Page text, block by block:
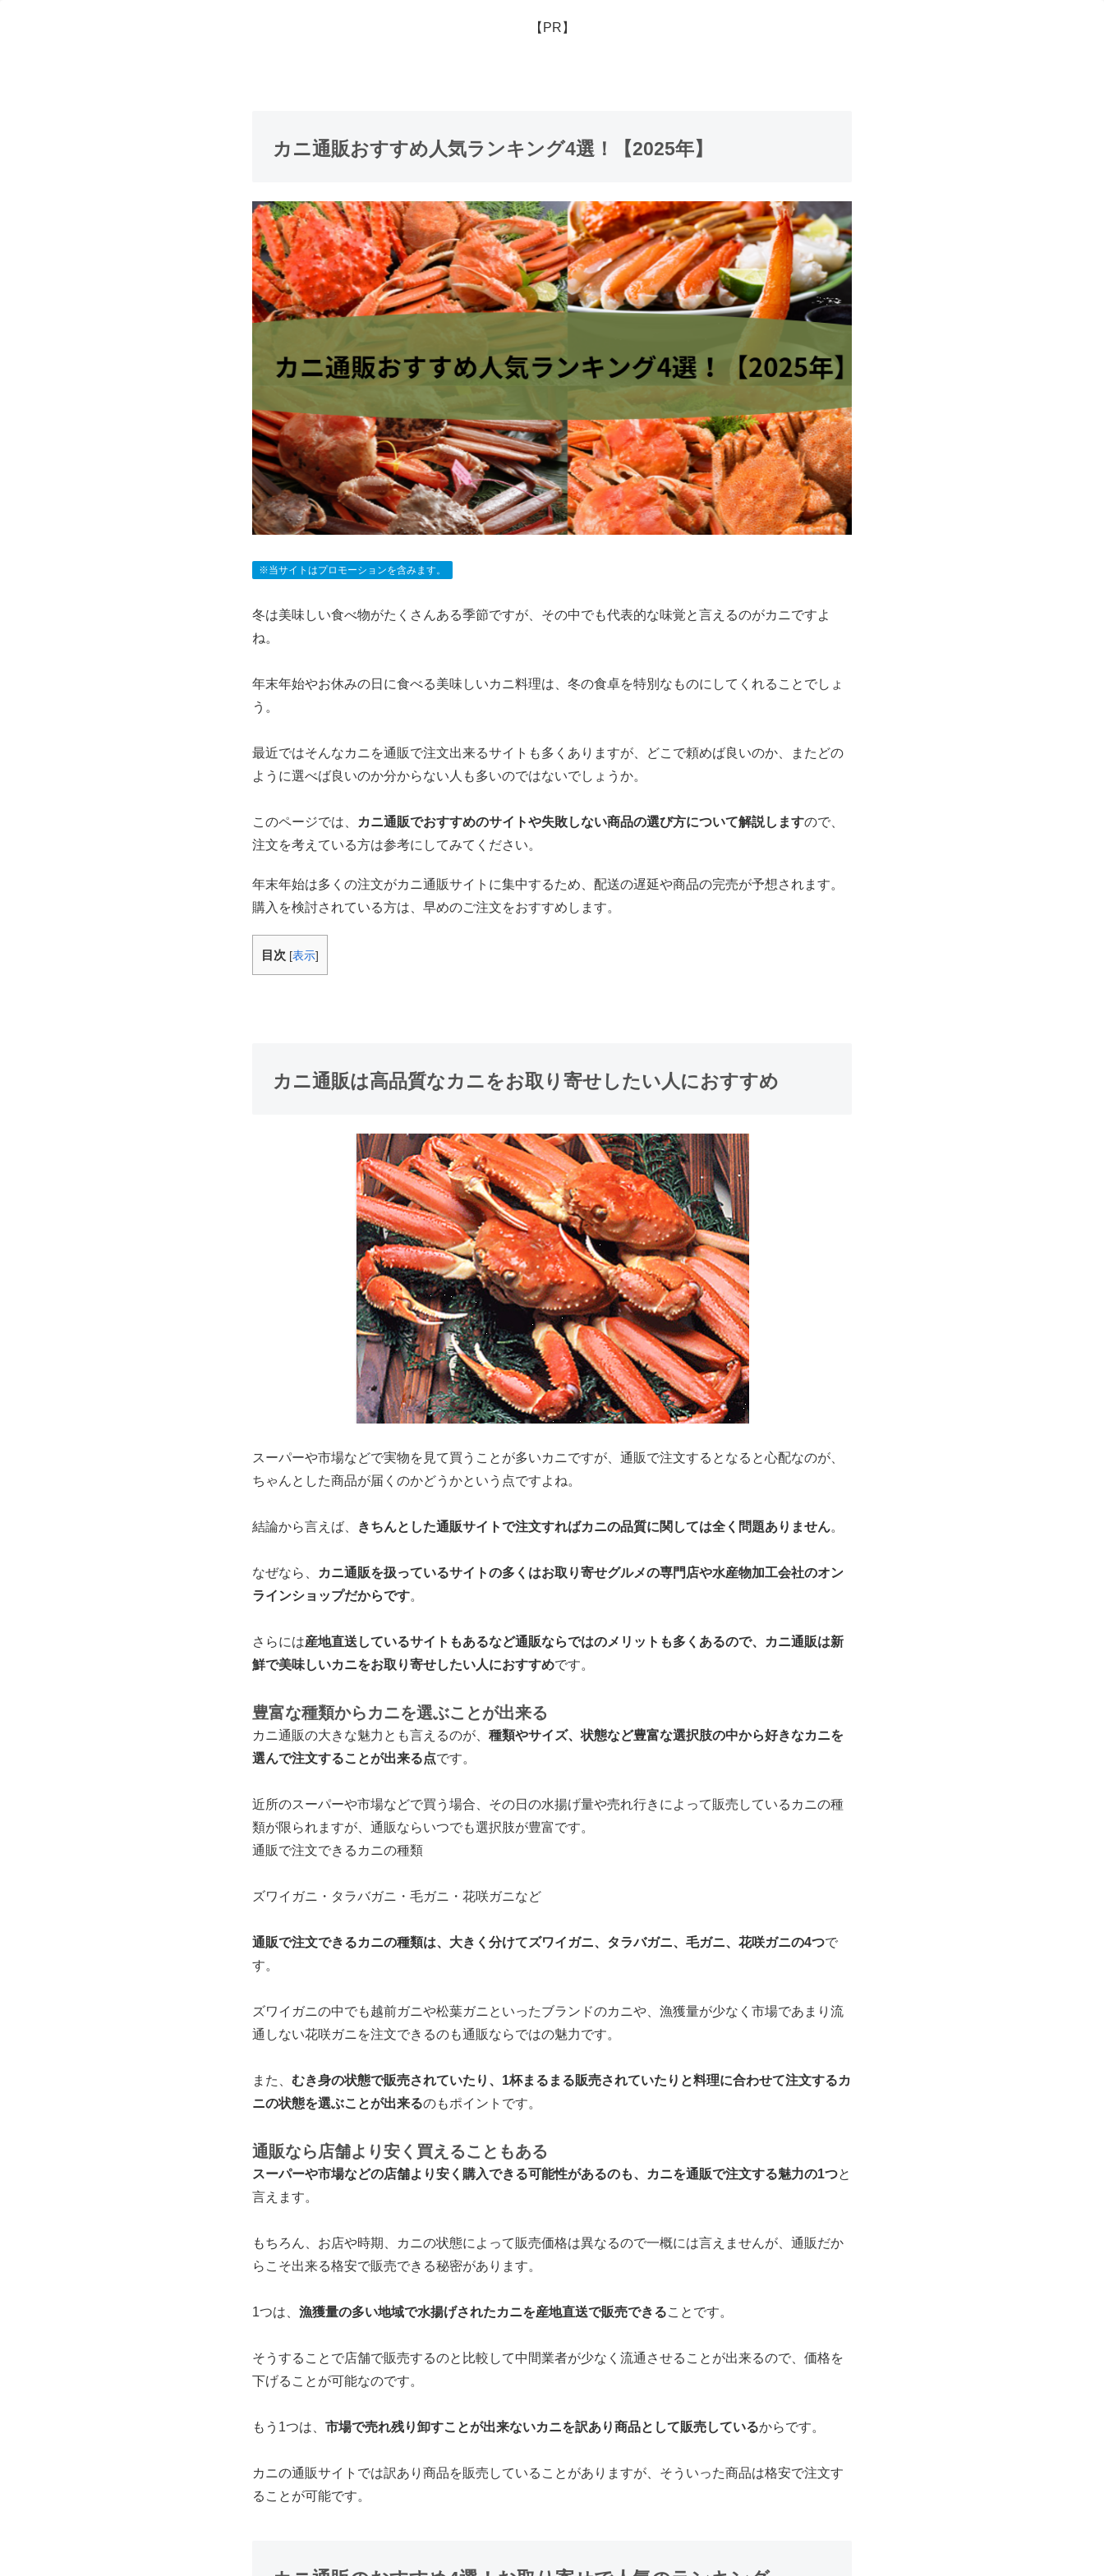
【PR】
カニ通販おすすめ人気ランキング4選！【2025年】
※当サイトはプロモーションを含みます。
冬は美味しい食べ物がたくさんある季節ですが、その中でも代表的な味覚と言えるのがカニですよ
ね。
年末年始やお休みの日に食べる美味しいカニ料理は、冬の食卓を特別なものにしてくれることでしょ
う。
最近ではそんなカニを通販で注文出来るサイトも多くありますが、どこで頼めば良いのか、またどの
ように選べば良いのか分からない人も多いのではないでしょうか。
このページでは、 カニ通販でおすすめのサイトや失敗しない商品の選び方について解説しますので、
注文を考えている方は参考にしてみてください。
年末年始は多くの注文がカニ通販サイトに集中するため、配送の遅延や商品の完売が予想されます。
購入を検討されている方は、早めのご注文をおすすめします。
目次 [表示]
カニ通販は高品質なカニをお取り寄せしたい人におすすめ
スーパーや市場などで実物を見て買うことが多いカニですが、通販で注文するとなると心配なのが、
ちゃんとした商品が届くのかどうかという点ですよね。
結論から言えば、 きちんとした通販サイトで注文すればカニの品質に関しては全く問題ありません。
なぜなら、
カニ通販を扱っているサイトの多くはお取り寄せグルメの専門店や水産物加工会社のオン
ラインショップだからです。
さらには産地直送しているサイトもあるなど通販ならではのメリットも多くあるので、カニ通販は新
鮮で美味しいカニをお取り寄せしたい人におすすめです。
豊富な種類からカニを選ぶことが出来る
カニ通販の大きな魅力とも言えるのが、 種類やサイズ、状態など豊富な選択肢の中から好きなカニを
選んで注文することが出来る点です。
近所のスーパーや市場などで買う場合、その日の水揚げ量や売れ行きによって販売しているカニの種
類が限られますが、通販ならいつでも選択肢が豊富です。
通販で注文できるカニの種類
ズワイガニ・タラバガニ・毛ガニ・花咲ガニなど
通販で注文できるカニの種類は、大きく分けてズワイガニ、タラバガニ、毛ガニ、花咲ガニの4つで
す。
ズワイガニの中でも越前ガニや松葉ガニといったブランドのカニや、漁獲量が少なく市場であまり流
通しない花咲ガニを注文できるのも通販ならではの魅力です。
また、 むき身の状態で販売されていたり、1杯まるまる販売されていたりと料理に合わせて注文するカ
ニの状態を選ぶことが出来るのもポイントです。
通販なら店舗より安く買えることもある
スーパーや市場などの店舗より安く購入できる可能性があるのも、カニを通販で注文する魅力の1つと
言えます。
もちろん、お店や時期、カニの状態によって販売価格は異なるので一概には言えませんが、通販だか
らこそ出来る格安で販売できる秘密があります。
1つは、 漁獲量の多い地域で水揚げされたカニを産地直送で販売できることです。
そうすることで店舗で販売するのと比較して中間業者が少なく流通させることが出来るので、価格を
下げることが可能なのです。
もう1つは、 市場で売れ残り卸すことが出来ないカニを訳あり商品として販売しているからです。
カニの通販サイトでは訳あり商品を販売していることがありますが、そういった商品は格安で注文す
ることが可能です。